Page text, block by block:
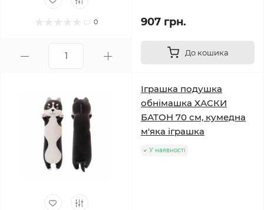
0 907 грн.
До кошика
Іграшка подушка
обнімашка ХАСКИ
БАТОН 70 см, кумедна
м'яка іграшка
У наявності